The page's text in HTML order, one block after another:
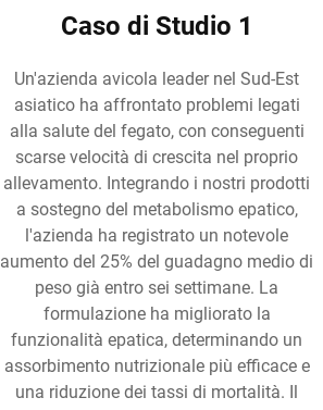
Caso di Studio 1
Un'azienda avicola leader nel Sud-Est
asiatico ha affrontato problemi legati
alla salute del fegato, con conseguenti
scarse velocità di crescita nel proprio
allevamento. Integrando i nostri prodotti
a sostegno del metabolismo epatico,
l'azienda ha registrato un notevole
aumento del 25% del guadagno medio di
peso già entro sei settimane. La
formulazione ha migliorato la
funzionalità epatica, determinando un
assorbimento nutrizionale più efficace e
una riduzione dei tassi di mortalità. Il